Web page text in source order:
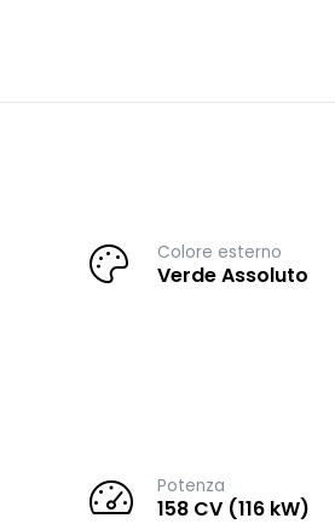
Colore esterno
Verde Assoluto
Potenza
158 CV (116 kW)